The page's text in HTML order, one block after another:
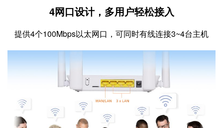
4网口设计，多用户轻松接入
提供4个100Mbps以太网口，可同时有线连接3~4台主机